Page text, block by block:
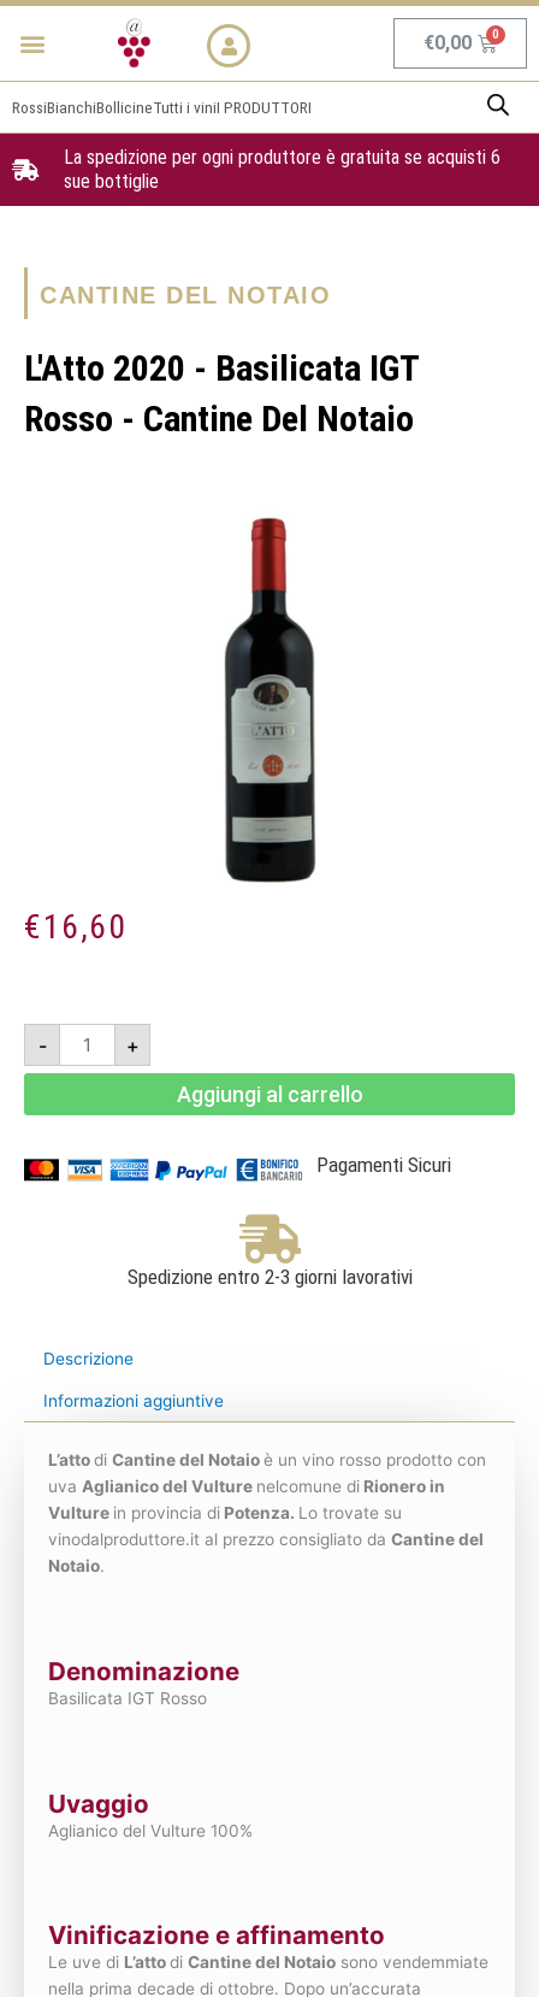
Vai
Menu €0,00
RossiBianchiBollicineTutti i viniI PRODUTTORI
La spedizione per ogni produttore è gratuita se acquisti 6
sue bottiglie
CANTINE DEL NOTAIO
L'Atto 2020 - Basilicata IGT
Rosso - Cantine Del Notaio
€16,60
-
L'Atto
2020
-
Basilicata
del
Notaio
quantità
+
Aggiungi al carrello
Pagamenti Sicuri
Spedizione entro 2-3 giorni lavorativi
Descrizione
Informazioni aggiuntive
L’attodi Cantine del Notaioè un vino rosso prodotto con
uva Aglianico del Vulture nelcomune di Rionero in
Vulture in provincia di Potenza. Lo trovate su
vinodalproduttore.it al prezzo consigliato da Cantine del
Notaio.
Denominazione
Basilicata IGT Rosso
Uvaggio
Aglianico del Vulture 100%
Vinificazione e affinamento
Le uve di L’attodi Cantine del Notaio sono vendemmiate
nella prima decade di ottobre. Dopo un’accurata